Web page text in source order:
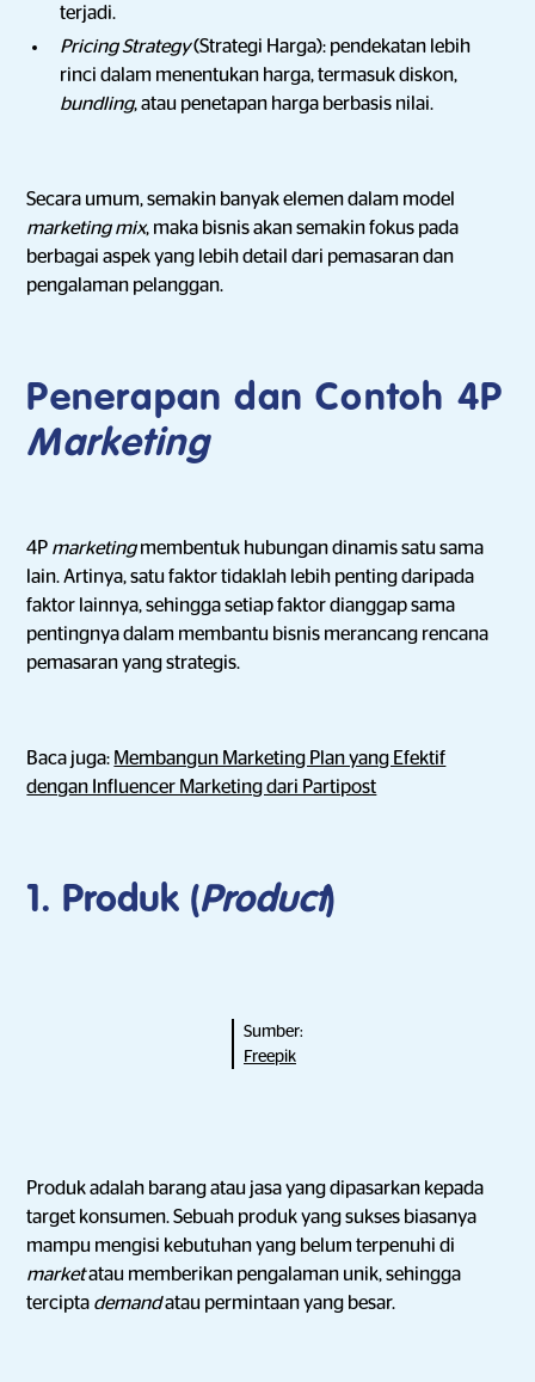
terjadi.
Pricing Strategy(Strategi Harga): pendekatan lebih
rinci dalam menentukan harga, termasuk diskon,
bundling, atau penetapan harga berbasis nilai.
Secara umum, semakin banyak elemen dalam model
marketing mix, maka bisnis akan semakin fokus pada
berbagai aspek yang lebih detail dari pemasaran dan
pengalaman pelanggan.
Penerapan dan Contoh 4P
Marketing
4P marketingmembentuk hubungan dinamis satu sama
lain. Artinya, satu faktor tidaklah lebih penting daripada
faktor lainnya, sehingga setiap faktor dianggap sama
pentingnya dalam membantu bisnis merancang rencana
pemasaran yang strategis.
Baca juga: Membangun Marketing Plan yang Efektif
dengan Influencer Marketing dari Partipost
1. Produk (Product)
Sumber:
Freepik
Produk adalah barang atau jasa yang dipasarkan kepada
target konsumen. Sebuah produk yang sukses biasanya
mampu mengisi kebutuhan yang belum terpenuhi di
marketatau memberikan pengalaman unik, sehingga
tercipta demandatau permintaan yang besar.